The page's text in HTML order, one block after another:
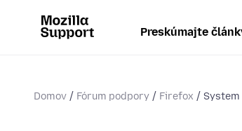
Preskúmajte
Domov Fórum podpory Firefox System